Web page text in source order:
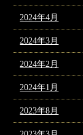
2024年4月
2024年3月
2024年2月
2024年1月
2023年8月